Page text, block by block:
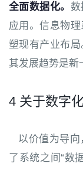
全面数据化。
应用。信息物
塑现有产业布局
其发展趋势是新
4 关于数字
以价值为导向
了系统之间“数